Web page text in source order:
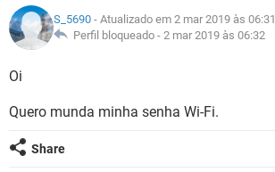
GUIA DE COMPRAS
INSTAGRAM GMAIL
GUIA DE COMPRAS
CELULAR
OUTLOOK EXCEL
INSTAGRAM
JOGOS WHATSAPP
CELULAR
OUTLOOK
INSTAGRAM GMAIL
GUIA DE COMPRAS
GLOSSÁRIO
JOGOS
INSTAGRAM
S_5690 - Atualizado em 2 mar 2019 às 06:31
Perfil bloqueado - 2 mar 2019 às 06:32
Oi
Quero munda minha senha Wi-Fi.
Share